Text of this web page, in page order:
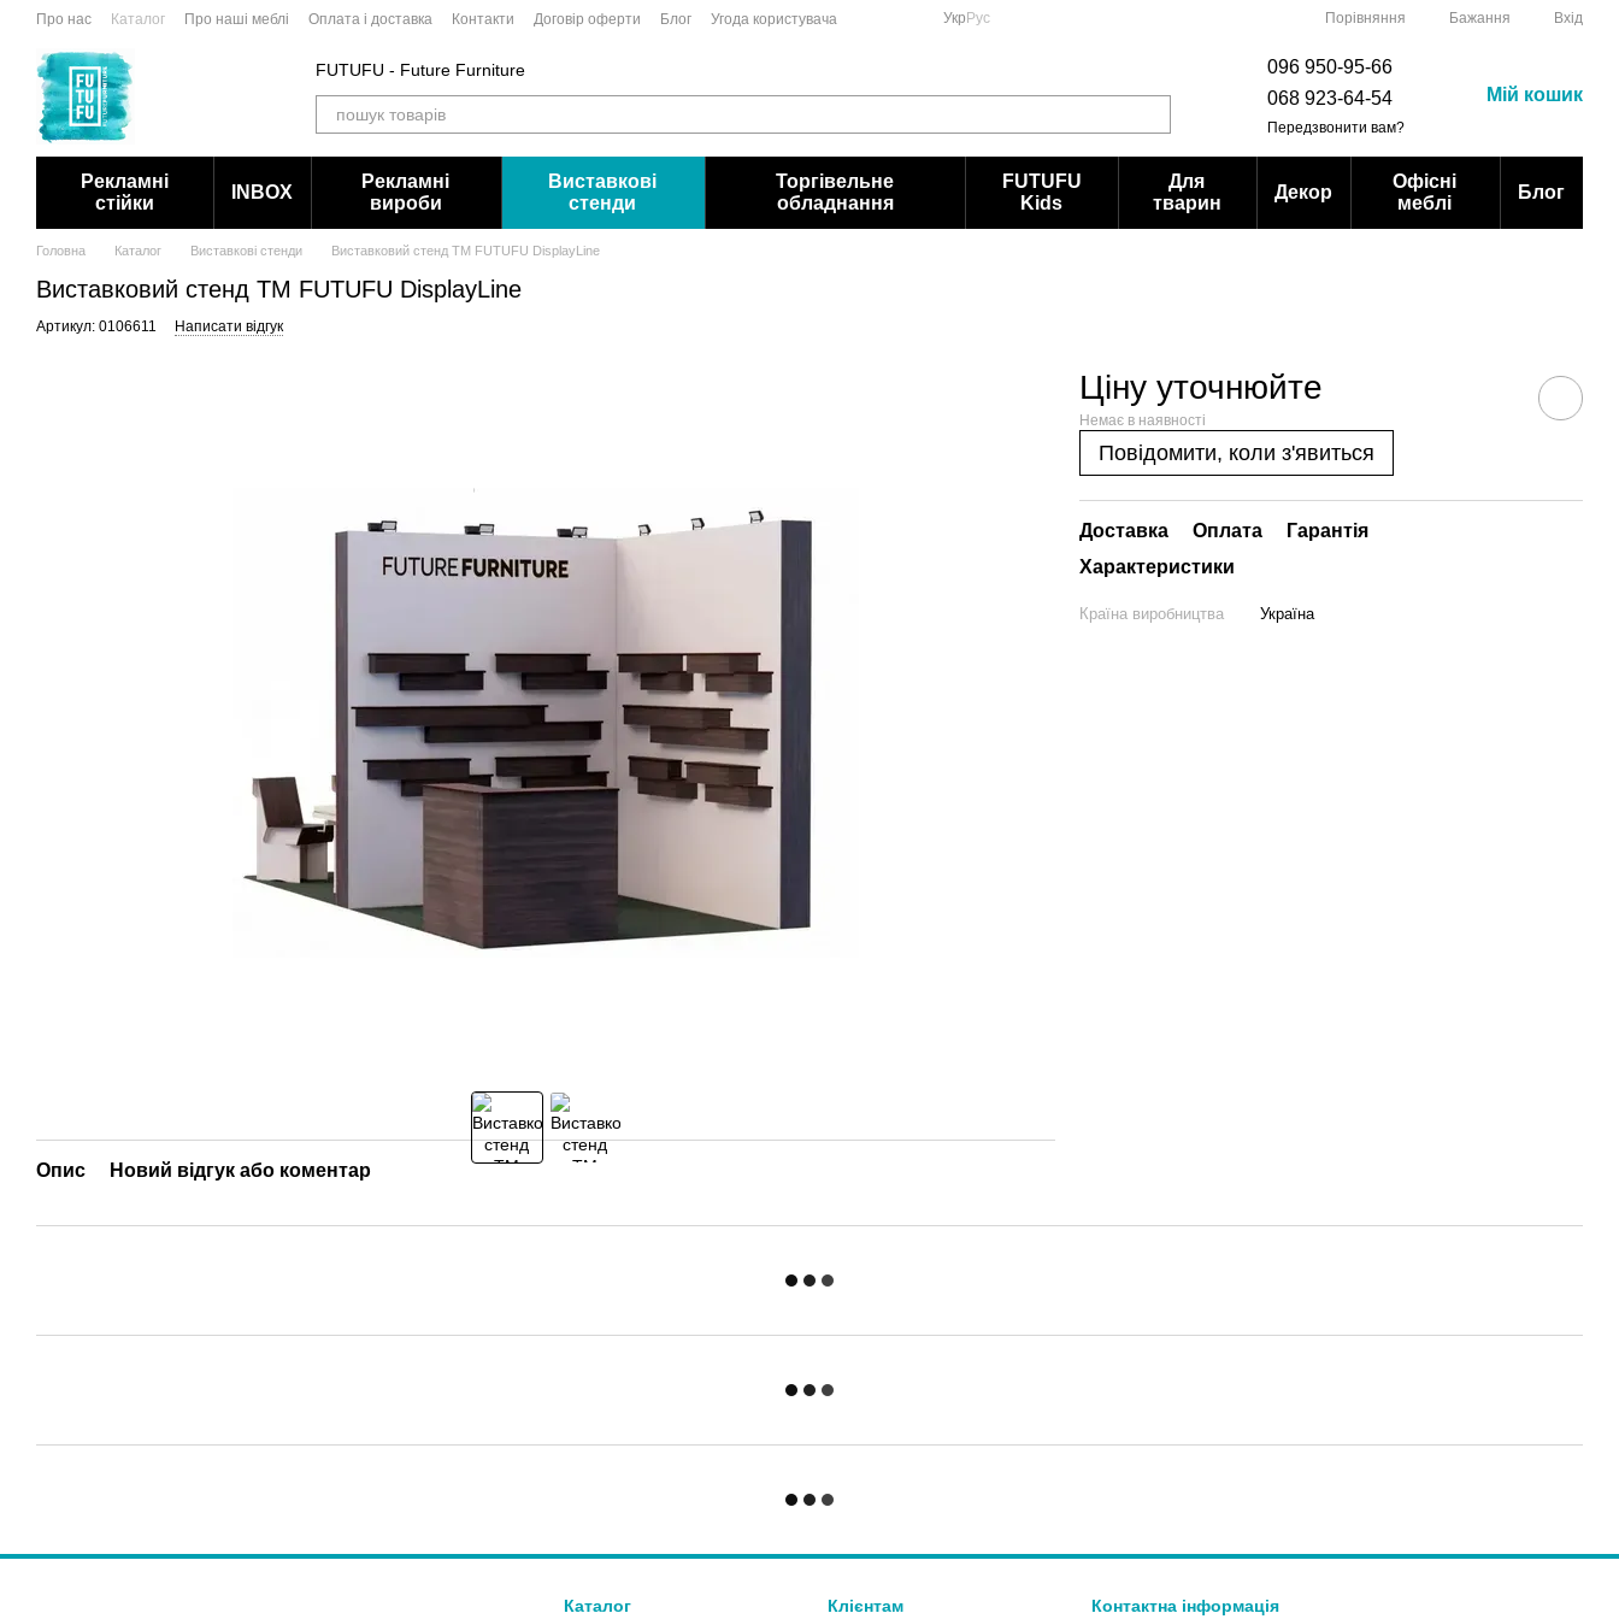
Перейти до основного контенту
Про нас Каталог Про наші меблі Оплата і доставка Контакти Договір оферти Блог Угода користувача Укр Рус Порівняння Бажання Вхід
FUTUFU - Future Furniture
096 950-95-66
068 923-64-54
Передзвонити вам?
Мій кошик
Рекламні
стійки
INBOX
Рекламні
вироби
Виставкові
стенди
Торгівельне
обладнання
FUTUFU
Kids
Для
тварин
Декор
Офісні
меблі
Блог
Головна Каталог Виставкові стенди Виставковий стенд ТМ FUTUFU DisplayLine
Виставковий стенд ТМ FUTUFU DisplayLine
Артикул: 0106611 Написати відгук
Опис Новий відгук або коментар
Ціну уточнюйте
Немає в наявності
Повідомити, коли з'явиться
Доставка Оплата
Гарантія
Характеристики
Країна виробництва Україна
Каталог Клієнтам Контактна інформація